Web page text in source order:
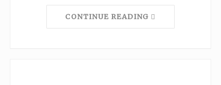
CONTINUE READING